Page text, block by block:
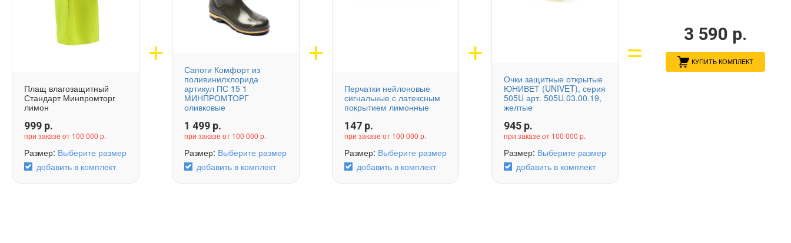
Плащ влагозащитный
Стандарт Минпромторг
лимон
999 р.
при заказе от 100 000 р.
Размер: Выберите размер
добавить в комплект
Сапоги Комфорт из
поливинилхлорида
артикул ПС 15 1
МИНПРОМТОРГ
оливковые
1 499р.
при заказе от 100 000 р.
Размер: Выберите размер
добавить в комплект
Перчатки нейлоновые
сигнальные с латексным
покрытием лимонные
147р.
при заказе от 100 000 р.
Размер: Выберите размер
добавить в комплект
Очки защитные открытые
ЮНИВЕТ (UNIVET), серия
505U арт. 505U.03.00.19,
желтые
945 р.
при заказе от 100 000 р.
Размер: Выберите размер
добавить в комплект
3 590 р.
КУПИТЬ КОМПЛЕКТ